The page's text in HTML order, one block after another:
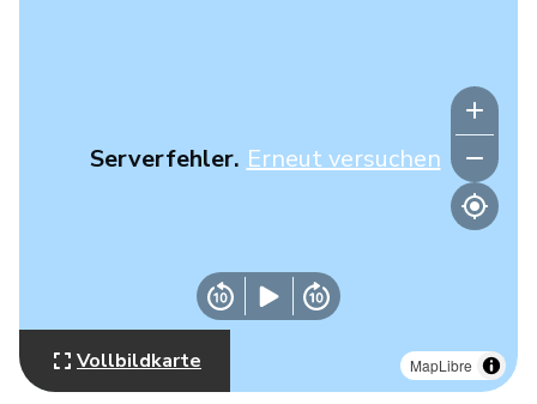
MapLibre
Serverfehler. Erneut versuchen
Vollbildkarte